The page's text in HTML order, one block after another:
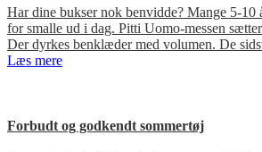
Har dine bukser nok benvidde? Mange 5-10
for smalle ud i dag. Pitti Uomo-messen
Der dyrkes benklæder med volumen. De
Læs mere
Forbudt og godkendt sommertøj